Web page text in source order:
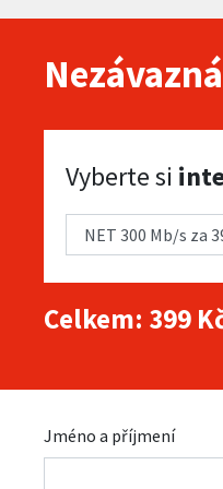
Vyberte si internet
Vyberte si
Celkem: 399
Jméno a příjmení